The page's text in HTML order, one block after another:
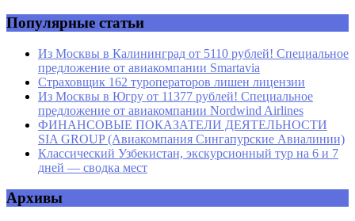
Популярные статьи
Из Москвы в Калининград от 5110 рублей! Специальное
предложение от авиакомпании Smartavia
Страховщик 162 туроператоров лишен лицензии
Из Москвы в Югру от 11377 рублей! Специальное
предложение от авиакомпании Nordwind Airlines
ФИНАНСОВЫЕ ПОКАЗАТЕЛИ ДЕЯТЕЛЬНОСТИ
SIA GROUP (Авиакомпания Сингапурские Авиалинии)
Классический Узбекистан, экскурсионный тур на 6 и 7
дней — сводка мест
Архивы